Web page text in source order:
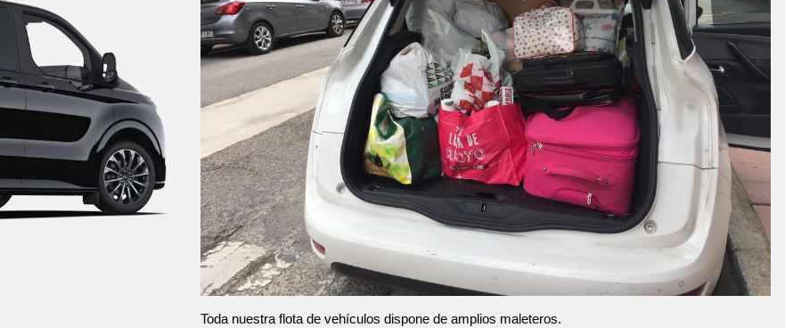
Toda nuestra flota de vehículos dispone de amplios maleteros.